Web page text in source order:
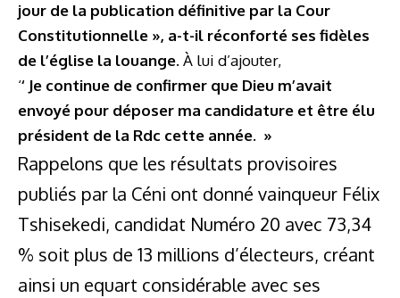
jour de la publication définitive par la Cour
Constitutionnelle », a-t-il réconforté ses fidèles
de l’église la louange. À lui d’ajouter,
‘‘ Je continue de confirmer que Dieu m’avait
envoyé pour déposer ma candidature et être élu
président de la Rdc cette année. »
Rappelons que les résultats provisoires
publiés par la Céni ont donné vainqueur Félix
Tshisekedi, candidat Numéro 20 avec 73,34
% soit plus de 13 millions d’électeurs, créant
ainsi un equart considérable avec ses